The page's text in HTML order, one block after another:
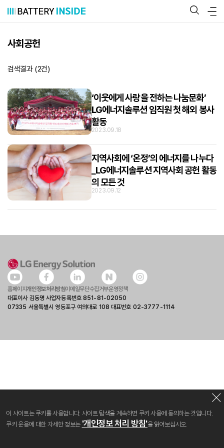
츠
사회공헌
검색결과 (2건)
‘이웃에게 사랑을 전하는 나눔문화’
LG에너지솔루션 임직원 첫 해외 봉사
활동
2023.09.18
지역사회에 ‘온정’의 에너지를 나누다
_LG에너지솔루션 지역사회 공헌 활동
의 모든 것
2023.09.12
홈페이지개인정보처리방침이메일무단수집거부운영정책
대표이사 김동명 사업자등록번호 851-81-02050
07335 서울특별시 영등포구 여의대로 108 대표번호 02-3777-1114
이 사이트는 쿠키를 사용합니다. 사이트 탐색을 계속하면 쿠키 사용에 동의하는 것입니다.
쿠키 운용에 대한 자세한 정보는 '개인정보 처리 방침'을 읽어보십시오.